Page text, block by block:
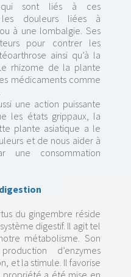
qui sont liés à ces
les douleurs liées à
à une lombalgie. Ses
pour contrer les
ainsi qu’à la
rhizome de la plante
médicaments comme
une action puissante
les états grippaux, la
plante asiatique a le
et de nous aider à
une consommation
du gingembre réside
digestif. Il agit tel
métabolisme. Son
d’enzymes
et la stimule. Il favorise
a été mise en